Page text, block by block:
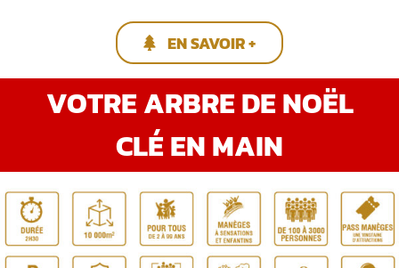
EN SAVOIR +
VOTRE ARBRE DE NOËL
CLÉ EN MAIN